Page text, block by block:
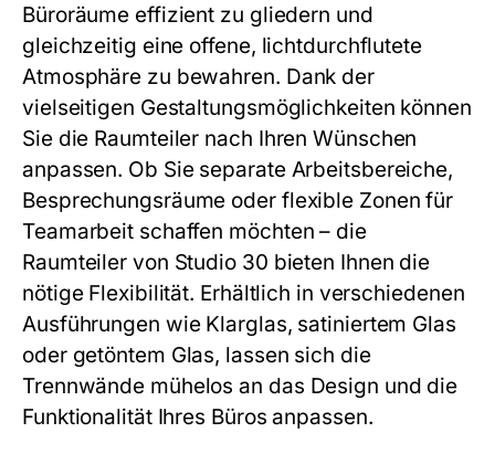
Büroräume effizient zu gliedern und
gleichzeitig eine offene, lichtdurchflutete
Atmosphäre zu bewahren. Dank der
vielseitigen Gestaltungsmöglichkeiten können
Sie die Raumteiler nach Ihren Wünschen
anpassen. Ob Sie separate Arbeitsbereiche,
Besprechungsräume oder flexible Zonen für
Teamarbeit schaffen möchten – die
Raumteiler von Studio 30 bieten Ihnen die
nötige Flexibilität. Erhältlich in verschiedenen
Ausführungen wie Klarglas, satiniertem Glas
oder getöntem Glas, lassen sich die
Trennwände mühelos an das Design und die
Funktionalität Ihres Büros anpassen.